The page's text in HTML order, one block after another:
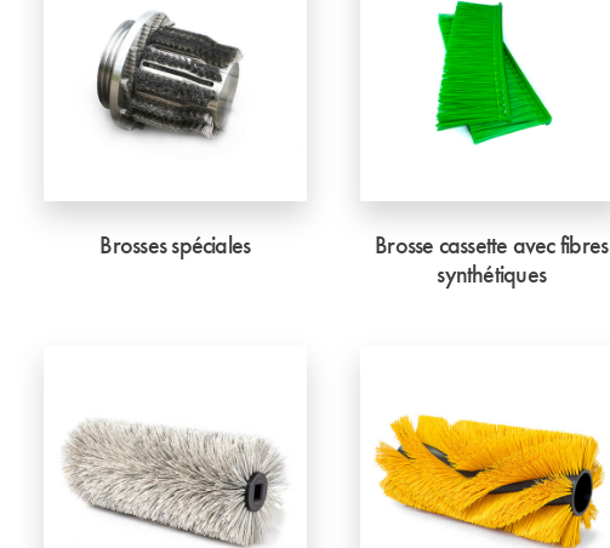
Brosses spéciales
Brosse cassette avec fibres
synthétiques